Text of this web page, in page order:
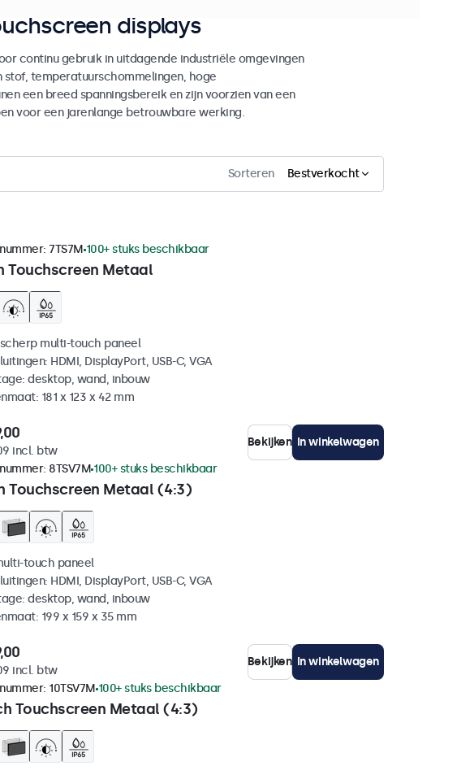
displays
continu gebruik in uitdagende industriële omgevingen
stof, temperatuurschommelingen, hoge
een breed spanningsbereik en zijn voorzien van een
voor een jarenlange betrouwbare werking.
Sorteren Bestverkocht
Touchscreen Metaal
7TS7M 100+ stuks beschikbaar
multi-touch paneel
HDMI, DisplayPort, USB-C, VGA
desktop, wand, inbouw
181 x 123 x 42 mm
incl. btw
Bekijken In winkelwagen
Touchscreen Metaal (4:3)
8TSV7M 100+ stuks beschikbaar
touch paneel
HDMI, DisplayPort, USB-C, VGA
desktop, wand, inbouw
199 x 159 x 35 mm
incl. btw
Bekijken In winkelwagen
Touchscreen Metaal (4:3)
10TSV7M 100+ stuks beschikbaar